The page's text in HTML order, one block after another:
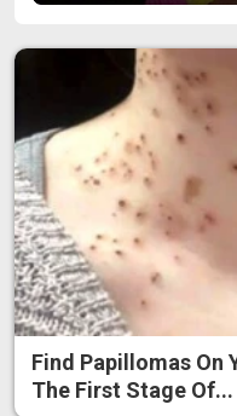
Find Papillomas On
The First Stage Of...